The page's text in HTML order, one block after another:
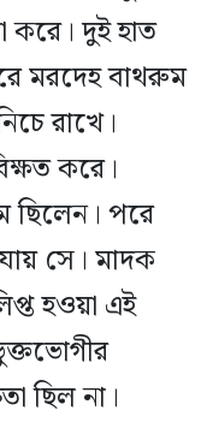
করে। দুই হাত
মরদেহ বাথরুম
রাখে।
করে।
ছিলেন। পরে
সে। মাদক
হওয়া এই
ছিল না।